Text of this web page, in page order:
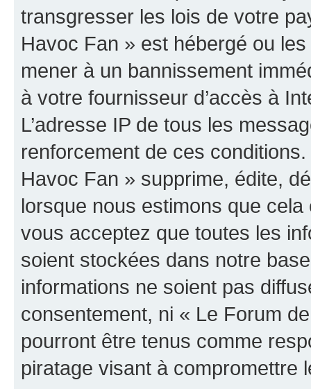
transgresser les lois de votre
Havoc Fan » est hébergé ou
mener à un bannissement
à votre fournisseur d’accès à
L’adresse IP de tous les
renforcement de ces
Havoc Fan » supprime, édite,
lorsque nous estimons que cela
vous acceptez que toutes les
soient stockées dans notre
informations ne soient pas
consentement, ni « Le Forum
pourront être tenus comme
piratage visant à compromettre